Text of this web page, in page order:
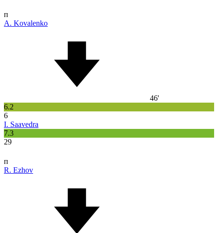
п
A. Kovalenko
46'
6.2
6
I. Saavedra
7.3
29
п
R. Ezhov